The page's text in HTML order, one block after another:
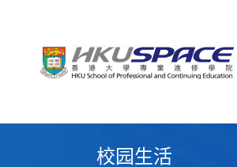
校园生活